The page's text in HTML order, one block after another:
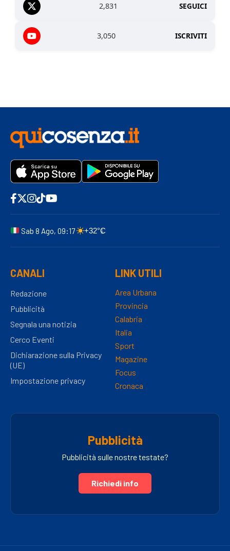
2,831 SEGUICI
3,050 ISCRIVITI
Sab 8 Ago, 09:17 +32°C
CANALI
Redazione
Pubblicità
Segnala una notizia
Cerco Eventi
Dichiarazione sulla Privacy
(UE)
Impostazione privacy
LINK UTILI
Area Urbana
Provincia
Calabria
Italia
Sport
Magazine
Focus
Cronaca
Pubblicità
Pubblicità sulle nostre testate?
Richiedi info